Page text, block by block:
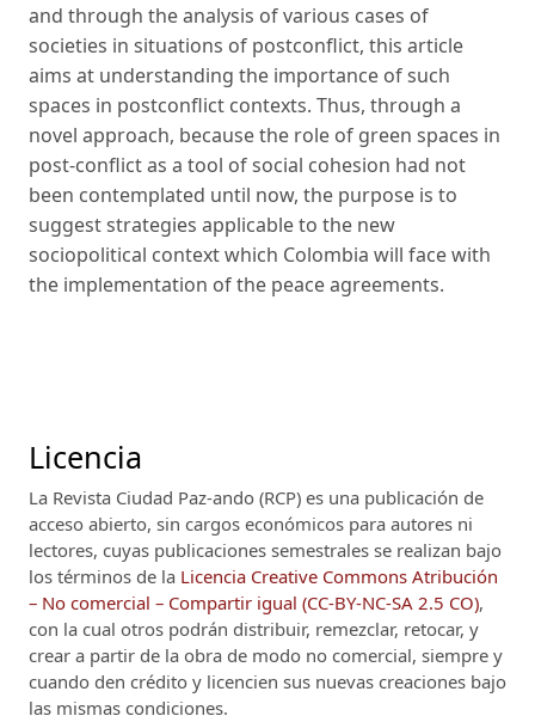
and through the analysis of various cases of
societies in situations of postconflict, this article
aims at understanding the importance of such
spaces in postconflict contexts. Thus, through a
novel approach, because the role of green spaces in
post-conflict as a tool of social cohesion had not
been contemplated until now, the purpose is to
suggest strategies applicable to the new
sociopolitical context which Colombia will face with
the implementation of the peace agreements.
Licencia
La Revista Ciudad Paz-ando (RCP) es una publicación de
acceso abierto, sin cargos económicos para autores ni
lectores, cuyas publicaciones semestrales se realizan bajo
los términos de la Licencia Creative Commons Atribución
– No comercial – Compartir igual (CC-BY-NC-SA 2.5 CO),
con la cual otros podrán distribuir, remezclar, retocar, y
crear a partir de la obra de modo no comercial, siempre y
cuando den crédito y licencien sus nuevas creaciones bajo
las mismas condiciones.